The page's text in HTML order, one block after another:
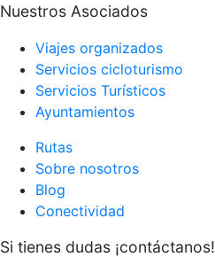
Nuestros Asociados
Viajes organizados
Servicios cicloturismo
Servicios Turísticos
Ayuntamientos
Rutas
Sobre nosotros
Blog
Conectividad
Si tienes dudas ¡contáctanos!